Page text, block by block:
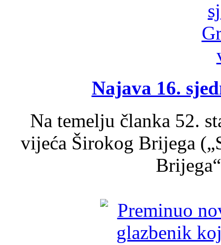
Najava 16.
Na temelju članka 52.
vijeća Širokog Brijega